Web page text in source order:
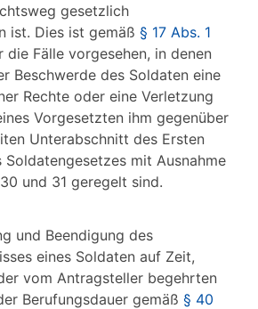
gesetzlich
ist. Dies ist gemäß § 17 Abs. 1
die Fälle vorgesehen, in denen
Beschwerde des Soldaten eine
Rechte oder eine Verletzung
Vorgesetzten ihm gegenüber
Unterabschnitt des Ersten
mit Ausnahme
und 31 geregelt sind.
und Beendigung des
eines Soldaten auf Zeit,
vom Antragsteller begehrten
Berufungsdauer gemäß § 40